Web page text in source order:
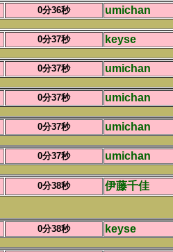
0分36秒 umichan
0分37秒 keyse
0分37秒 umichan
0分37秒 umichan
0分37秒 umichan
0分37秒 umichan
0分38秒 伊藤千佳
0分38秒 keyse